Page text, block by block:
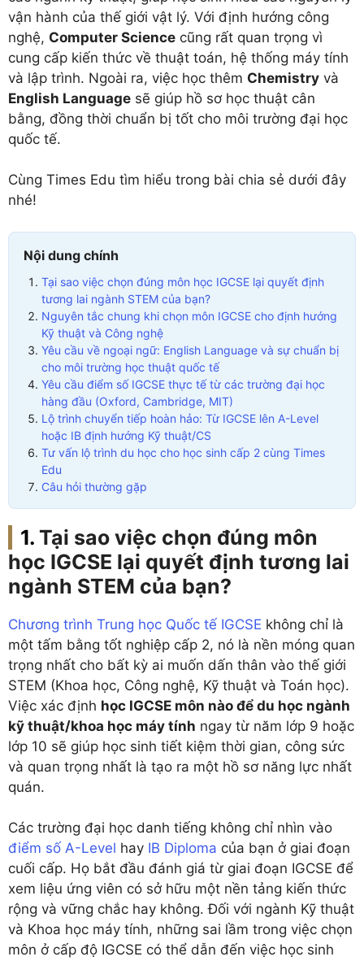
vận hành của thế giới vật lý. Với định hướng công
nghệ, Computer Science cũng rất quan trọng vì
cung cấp kiến thức về thuật toán, hệ thống máy tính
và lập trình. Ngoài ra, việc học thêm Chemistry và
English Language sẽ giúp hồ sơ học thuật cân
bằng, đồng thời chuẩn bị tốt cho môi trường đại học
quốc tế.
Cùng Times Edu tìm hiểu trong bài chia sẻ dưới đây
nhé!
Nội dung chính
Tại sao việc chọn đúng môn học IGCSE lại quyết định
tương lai ngành STEM của bạn?
Nguyên tắc chung khi chọn môn IGCSE cho định hướng
Kỹ thuật và Công nghệ
Yêu cầu về ngoại ngữ: English Language và sự chuẩn bị
cho môi trường học thuật quốc tế
Yêu cầu điểm số IGCSE thực tế từ các trường đại học
hàng đầu (Oxford, Cambridge, MIT)
Lộ trình chuyển tiếp hoàn hảo: Từ IGCSE lên A-Level
hoặc IB định hướng Kỹ thuật/CS
Tư vấn lộ trình du học cho học sinh cấp 2 cùng Times
Edu
Câu hỏi thường gặp
Tại sao việc chọn đúng môn
học IGCSE lại quyết định tương lai
ngành STEM của bạn?
Chương trình Trung học Quốc tế IGCSE không chỉ là
một tấm bằng tốt nghiệp cấp 2, nó là nền móng quan
trọng nhất cho bất kỳ ai muốn dấn thân vào thế giới
STEM (Khoa học, Công nghệ, Kỹ thuật và Toán học).
Việc xác định học IGCSE môn nào để du học ngành
kỹ thuật/khoa học máy tính ngay từ năm lớp 9 hoặc
lớp 10 sẽ giúp học sinh tiết kiệm thời gian, công sức
và quan trọng nhất là tạo ra một hồ sơ năng lực nhất
quán.
Các trường đại học danh tiếng không chỉ nhìn vào
điểm số A-Level hay IB Diploma của bạn ở giai đoạn
cuối cấp. Họ bắt đầu đánh giá từ giai đoạn IGCSE để
xem liệu ứng viên có sở hữu một nền tảng kiến thức
rộng và vững chắc hay không. Đối với ngành Kỹ thuật
và Khoa học máy tính, những sai lầm trong việc chọn
môn ở cấp độ IGCSE có thể dẫn đến việc học sinh